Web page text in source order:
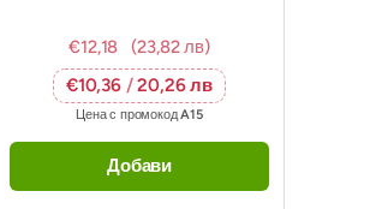
€12,18
(23,82 лв)
€10,36 /20,26 лв
Цена с промокодA15
Добави